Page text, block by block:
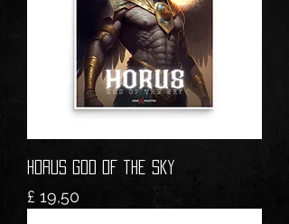
HORUS God of the Sky
Prijs
£ 19,50